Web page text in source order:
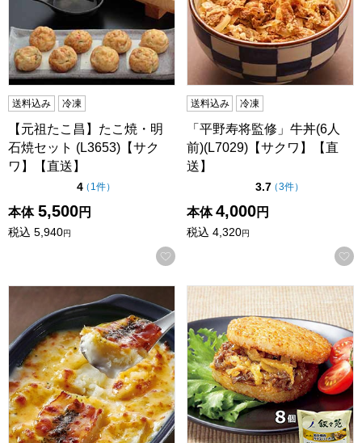
送料込み 冷凍
【元祖たこ昌】たこ焼・明
石焼セット (L3653)【サク
ワ】【直送】
4点（5点満点中）
（ 1件の評価
）
本体 5,500円
税込 5,940円
お気に入りに登録する
送料込み 冷凍
「平野寿将監修」牛丼(6人
前)(L7029)【サクワ】【直
送】
3.7点（5点満点中）
（3件の評価
）
本体 4,000円
税込 4,320円
ポテト＆ベーコングラタン200g×10(L6530)【サクワ】
叙々苑 焼肉ライスバーガー